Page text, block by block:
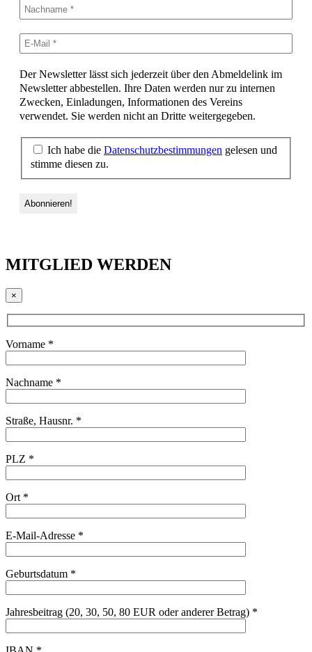
Der Newsletter lässt sich jederzeit über den Abmeldelink im
Newsletter abbestellen. Ihre Daten werden nur zu internen
Zwecken, Einladungen, Informationen des Vereins
verwendet. Sie werden nicht an Dritte weitergegeben.
Ich habe die Datenschutzbestimmungen gelesen und
stimme diesen zu.
MITGLIED WERDEN
×
Vorname *
Nachname *
Straße, Hausnr. *
PLZ *
Ort *
E-Mail-Adresse *
Geburtsdatum *
Jahresbeitrag (20, 30, 50, 80 EUR oder anderer Betrag) *